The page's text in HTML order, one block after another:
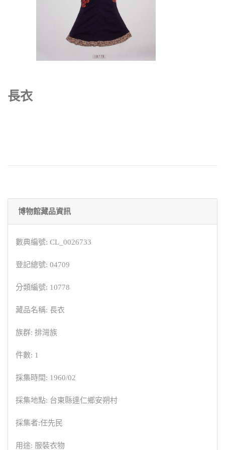
長衣
博物館藏品資訊
數典編號: CL_0026733
登記總號: 04709
分類編號: 10778
藏品名稱: 長衣
族群: 排灣族
件數: 1
採集時間: 1960/02
採集地點: 台東縣達仁鄉安朔村
採集者:任先民
用途: 服裝衣物